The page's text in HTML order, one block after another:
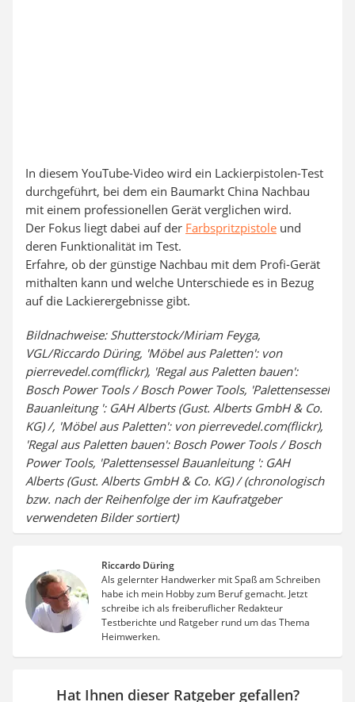
In diesem YouTube-Video wird ein Lackierpistolen-Test
durchgeführt, bei dem ein Baumarkt China Nachbau
mit einem professionellen Gerät verglichen wird.
Der Fokus liegt dabei auf der Farbspritzpistole und
deren Funktionalität im Test.
Erfahre, ob der günstige Nachbau mit dem Profi-Gerät
mithalten kann und welche Unterschiede es in Bezug
auf die Lackierergebnisse gibt.
Bildnachweise: Shutterstock/Miriam Feyga,
VGL/Riccardo Düring, 'Möbel aus Paletten': von
pierrevedel.com(flickr), 'Regal aus Paletten bauen':
Bosch Power Tools / Bosch Power Tools, 'Palettensessel
Bauanleitung ': GAH Alberts (Gust. Alberts GmbH & Co.
KG) /, 'Möbel aus Paletten': von pierrevedel.com(flickr),
'Regal aus Paletten bauen': Bosch Power Tools / Bosch
Power Tools, 'Palettensessel Bauanleitung ': GAH
Alberts (Gust. Alberts GmbH & Co. KG) / (chronologisch
bzw. nach der Reihenfolge der im Kaufratgeber
verwendeten Bilder sortiert)
Riccardo Düring
Als gelernter Handwerker mit Spaß am Schreiben
habe ich mein Hobby zum Beruf gemacht. Jetzt
schreibe ich als freiberuflicher Redakteur
Testberichte und Ratgeber rund um das Thema
Heimwerken.
Hat Ihnen dieser Ratgeber gefallen?